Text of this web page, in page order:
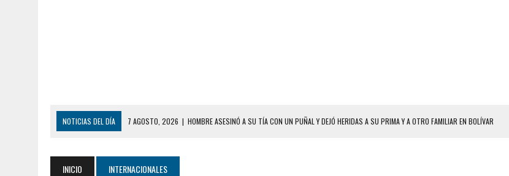
NOTICIAS DEL DÍA 7 AGOSTO, 2026 | HOMBRE ASESINÓ A SU TÍA CON UN PUÑAL Y DEJÓ HERIDAS A SU PRIMA Y A OTRO FAMILIAR EN BOLÍVAR
INICIO INTERNACIONALES